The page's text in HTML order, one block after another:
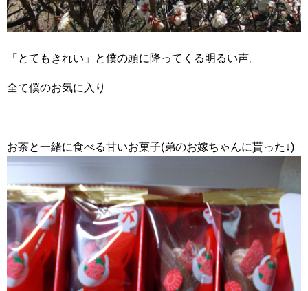
「とてもきれい」と僕の頭に降ってくる明るい声。
全て僕のお気に入り
お茶と一緒に食べる甘いお菓子(弟のお嫁ちゃんに貰った↓)